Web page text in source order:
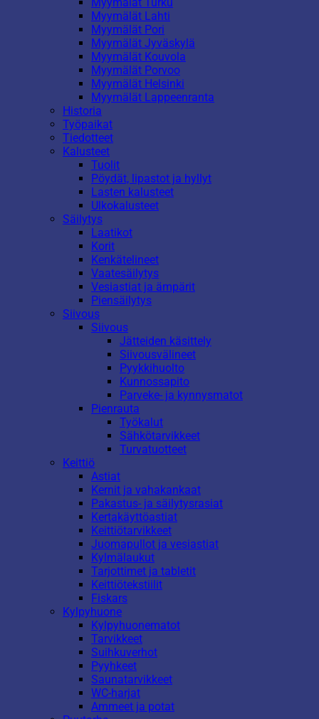
Myymälät Lahti
Myymälät Pori
Myymälät Jyväskylä
Myymälät Kouvola
Myymälät Porvoo
Myymälät Helsinki
Myymälät Lappeenranta
Historia
Työpaikat
Tiedotteet
Kalusteet
Tuolit
Pöydät, lipastot ja hyllyt
Lasten kalusteet
Ulkokalusteet
Säilytys
Laatikot
Korit
Kenkätelineet
Vaatesäilytys
Vesiastiat ja ämpärit
Piensäilytys
Siivous
Siivous
Jätteiden käsittely
Siivousvälineet
Pyykkihuolto
Kunnossapito
Parveke- ja kynnysmatot
Pienrauta
Työkalut
Sähkötarvikkeet
Turvatuotteet
Keittiö
Astiat
Kernit ja vahakankaat
Pakastus- ja säilytysrasiat
Kertakäyttöastiat
Keittiötarvikkeet
Juomapullot ja vesiastiat
Kylmälaukut
Tarjottimet ja tabletit
Keittiötekstiilit
Fiskars
Kylpyhuone
Kylpyhuonematot
Tarvikkeet
Suihkuverhot
Pyyhkeet
Saunatarvikkeet
WC-harjat
Ammeet ja potat